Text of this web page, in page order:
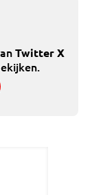
Twitter X